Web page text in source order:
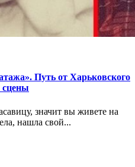
Путь от Харьковского
значит вы живете на
нашла свой...